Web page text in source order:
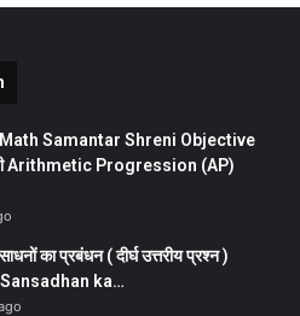
Samantar Shreni Objective
Arithmetic Progression (AP)
का प्रबंधन ( दीर्घ उत्तरीय प्रश्न )
ka…